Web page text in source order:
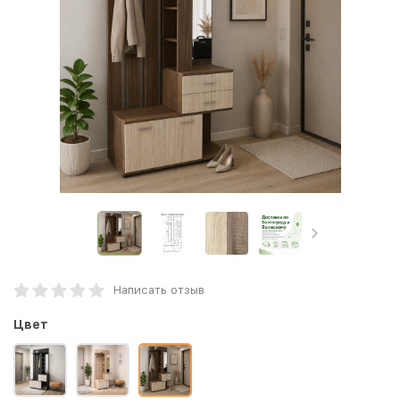
Написать отзыв
Цвет